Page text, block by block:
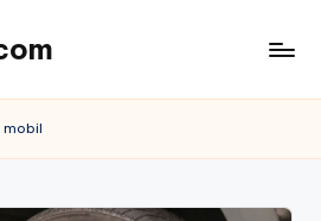
mobil